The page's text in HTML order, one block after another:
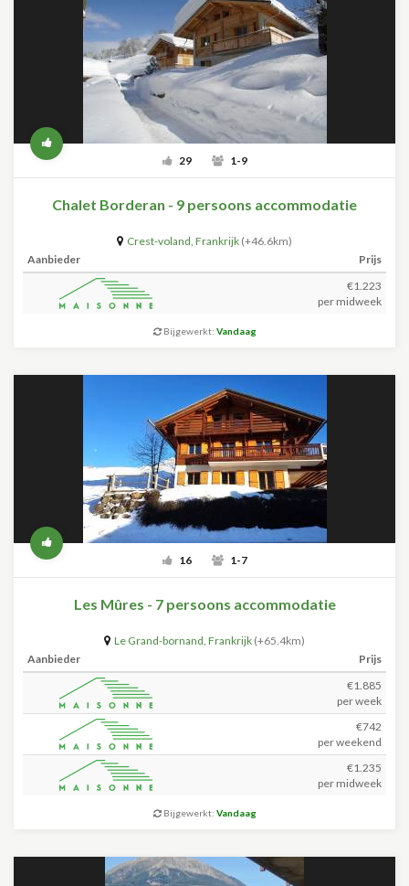
29 1-9
Chalet Borderan - 9 persoons accommodatie
Crest-voland, Frankrijk (+46.6km)
Aanbieder
Prijs
€1.223
per midweek
Bijgewerkt: Vandaag
16 1-7
Les Mûres - 7 persoons accommodatie
Le Grand-bornand, Frankrijk (+65.4km)
Aanbieder
Prijs
€1.885
per week
€742
per weekend
€1.235
per midweek
Bijgewerkt: Vandaag